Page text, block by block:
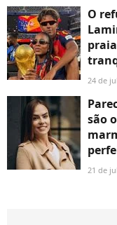
O
24 de
são
21 de